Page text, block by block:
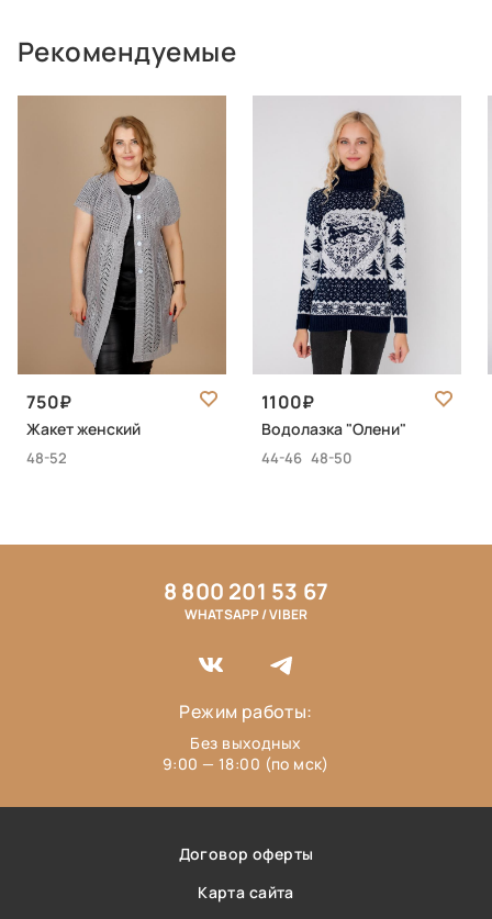
Рекомендуемые
750
Жакет женский
48-52
1100
Водолазка "Олени"
44-46 48-50
Договор оферты
Карта сайта
8 800 201 53 67
WHATSAPP / VIBER
Режим работы:
Без выходных
9:00 — 18:00 (по мск)